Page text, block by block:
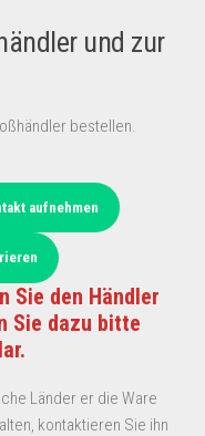
und zur
bestellen.
aufnehmen
Sie den Händler
Sie dazu bitte
Länder er die Ware
kontaktieren Sie ihn